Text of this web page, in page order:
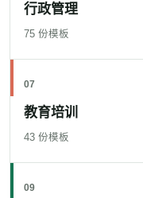
行政管理
75 份模板
07
教育培训
43 份模板
09